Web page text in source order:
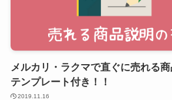
メルカリ・ラクマで直ぐに売れる商
テンプレート付き！！
2019.11.16